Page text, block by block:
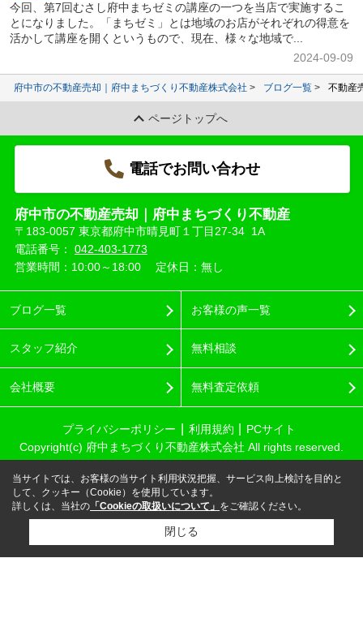
今回、第7回むさし府中まちゼミの講座の一つを当店で実施するこ
とになりました。「まちゼミ」とは地域のお店がそれぞれの得意を
活かして講座を開くというもので、現在、様々な地域で...
2024-09-09
府中市の不動産売却｜府中まちづくり不動産株式会社 ブログ一覧 不動産
ページトップへ
電話でお問い合わせ
府中市の不動産売却｜府中まちづくり不動産
〒183-0057 東京都府中市晴見町１丁目27-34 1A
電話番号： 042-403-1773
営業時間：10:00～18:00
定休日：無し
ブログ一覧
スタッフ紹介
会社概要
お客様の声一覧
無料相談
無料査定依頼
プライバシーポリシー 利用規約
PCサイト
Copyright(c) 府中まちづくり不動産株式会社 All rights reserved.
当サイトでは、お客様の当サイト利用状況把握、サービス向上検討を目的と
して、クッキー（Cookie）を使用しています。
詳しくは、当社の 「Cookieの取扱いについて」 をご確認ください。
閉じる